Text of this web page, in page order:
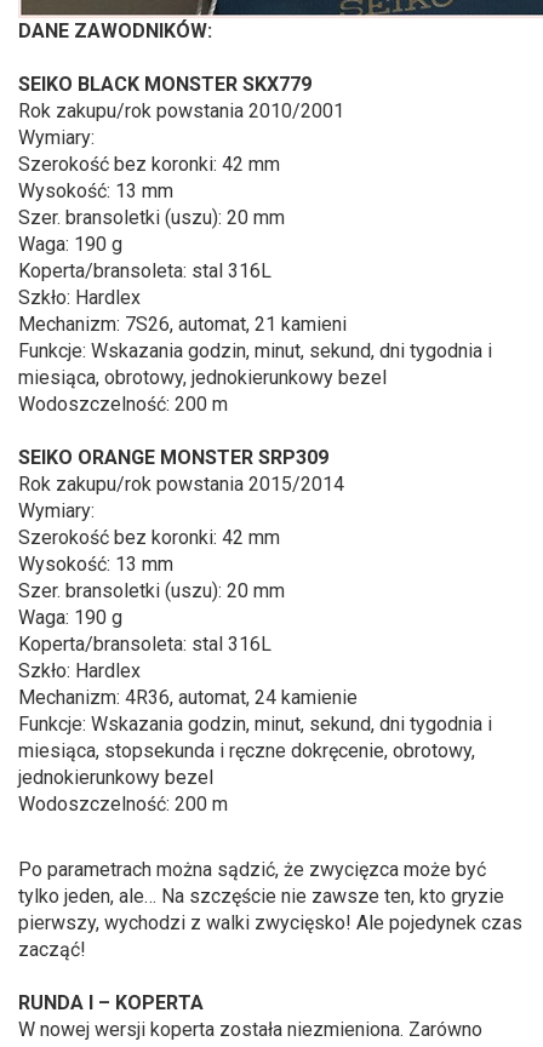
DANE ZAWODNIKÓW:
SEIKO BLACK MONSTER SKX779
Rok zakupu/rok powstania 2010/2001
Wymiary:
Szerokość bez koronki: 42 mm
Wysokość: 13 mm
Szer. bransoletki (uszu): 20 mm
Waga: 190 g
Koperta/bransoleta: stal 316L
Szkło: Hardlex
Mechanizm: 7S26, automat, 21 kamieni
Funkcje: Wskazania godzin, minut, sekund, dni tygodnia i
miesiąca, obrotowy, jednokierunkowy bezel
Wodoszczelność: 200 m
SEIKO ORANGE MONSTER SRP309
Rok zakupu/rok powstania 2015/2014
Wymiary:
Szerokość bez koronki: 42 mm
Wysokość: 13 mm
Szer. bransoletki (uszu): 20 mm
Waga: 190 g
Koperta/bransoleta: stal 316L
Szkło: Hardlex
Mechanizm: 4R36, automat, 24 kamienie
Funkcje: Wskazania godzin, minut, sekund, dni tygodnia i
miesiąca, stopsekunda i ręczne dokręcenie, obrotowy,
jednokierunkowy bezel
Wodoszczelność: 200 m
Po parametrach można sądzić, że zwycięzca może być
tylko jeden, ale… Na szczęście nie zawsze ten, kto gryzie
pierwszy, wychodzi z walki zwycięsko! Ale pojedynek czas
zacząć!
RUNDA I – KOPERTA
W nowej wersji koperta została niezmieniona. Zarówno